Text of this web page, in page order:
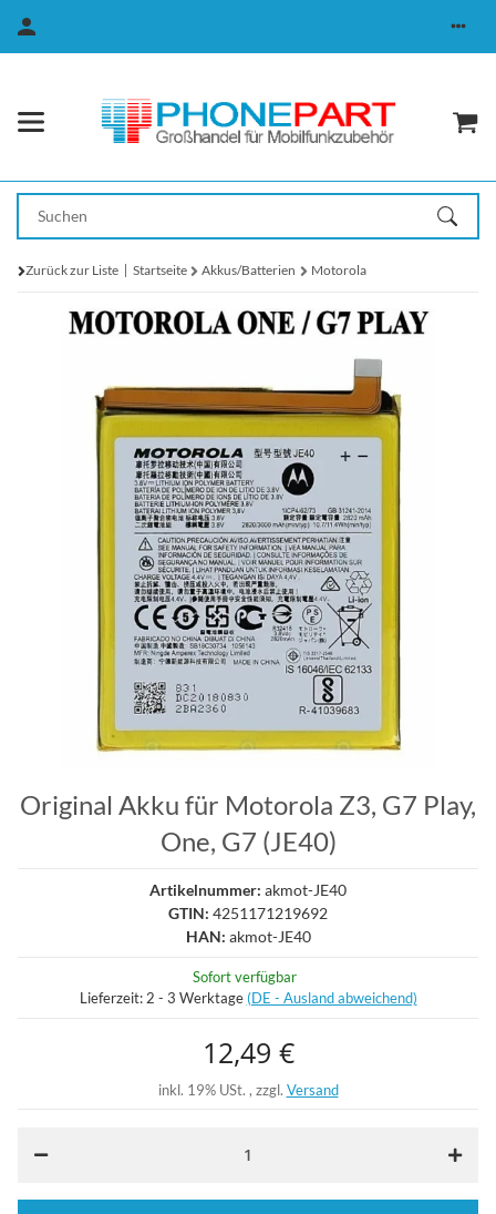
Zurück zur Liste Startseite Akkus/Batterien Motorola
Original Akku für Motorola Z3, G7 Play,
One, G7 (JE40)
Artikelnummer: akmot-JE40
GTIN: 4251171219692
HAN: akmot-JE40
Sofort verfügbar
Lieferzeit: 2 - 3 Werktage (DE - Ausland abweichend)
12,49 €
inkl. 19% USt. , zzgl. Versand